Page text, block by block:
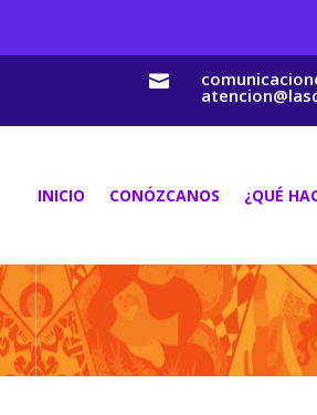

INICIO CONÓZCANOS ¿QUÉ